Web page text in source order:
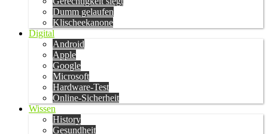
Dumm gelaufen
Klischeekanone
Digital
Android
Apple
Google
Microsoft
Hardware-Test
Online-Sicherheit
Wissen
History
Gesundheit